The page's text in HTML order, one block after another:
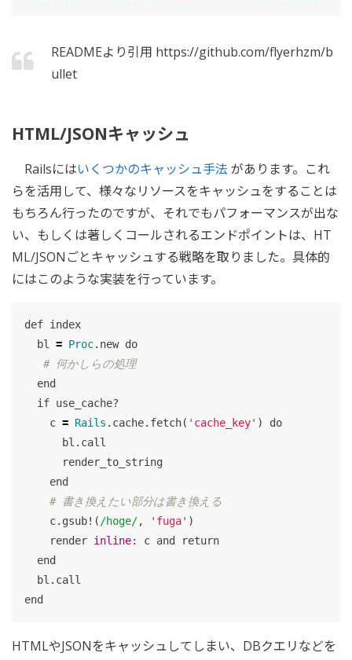
READMEより引用 https://github.com/flyerhzm/b
ullet
HTML/JSONキャッシュ
Railsにはいくつかのキャッシュ手法 があります。これ
らを活用して、様々なリソースをキャッシュをすることは
もちろん行ったのですが、それでもパフォーマンスが出な
い、もしくは著しくコールされるエンドポイントは、HT
ML/JSONごとキャッシュする戦略を取りました。具体的
にはこのような実装を行っています。
def index
bl
= Proc. new do
# 何かしらの処理
end
if use_cache?
c = Rails . cache. fetch( 'cache_key' )
do
bl . call
render_to_string
end
# 書き換えたい部分は書き換える
c. gsub! ( /hoge/, 'fuga' )
render inline: c and
return
end
bl . call
end
HTMLやJSONをキャッシュしてしまい、DBクエリなどを